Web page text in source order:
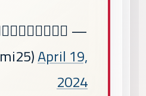
April 19,
2024